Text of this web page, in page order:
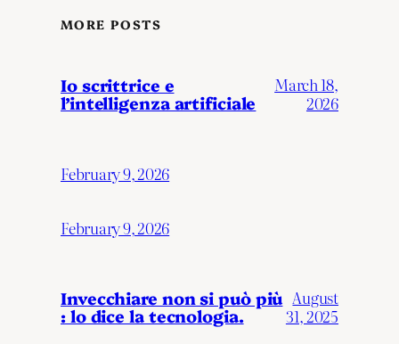
MORE POSTS
Io scrittrice e
l’intelligenza artificiale
March 18,
2026
February 9, 2026
February 9, 2026
Invecchiare non si può più
: lo dice la tecnologia.
August
31, 2025